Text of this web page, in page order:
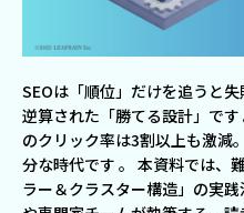
SEOは「順位」だけを追うと
逆算された「勝てる設計」です
のクリック率は3割以上も激減
分な時代です 。 本資料では、
ラー＆クラスター構造」の実